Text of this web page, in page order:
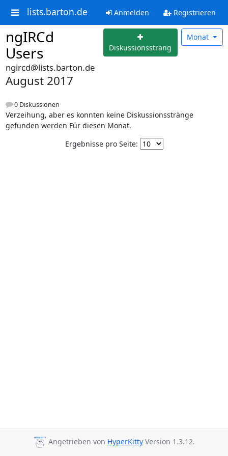
lists.barton.de Anmelden Registrieren
ngIRCd
Users
Diskussionsstrang
Monat
ngircd@lists.barton.de
August 2017
0 Diskussionen
Verzeihung, aber es konnten keine Diskussionsstränge
gefunden werden Für diesen Monat.
Ergebnisse pro Seite:
Angetrieben von HyperKittyVersion 1.3.12.